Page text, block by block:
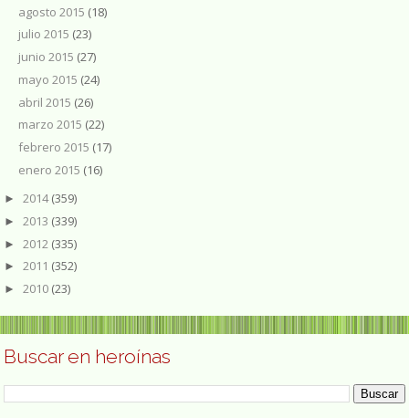
agosto 2015 (18)
julio 2015 (23)
junio 2015 (27)
mayo 2015 (24)
abril 2015 (26)
marzo 2015 (22)
febrero 2015 (17)
enero 2015 (16)
► 2014(359)
► 2013 (339)
► 2012 (335)
► 2011 (352)
► 2010 (23)
Buscar en heroínas